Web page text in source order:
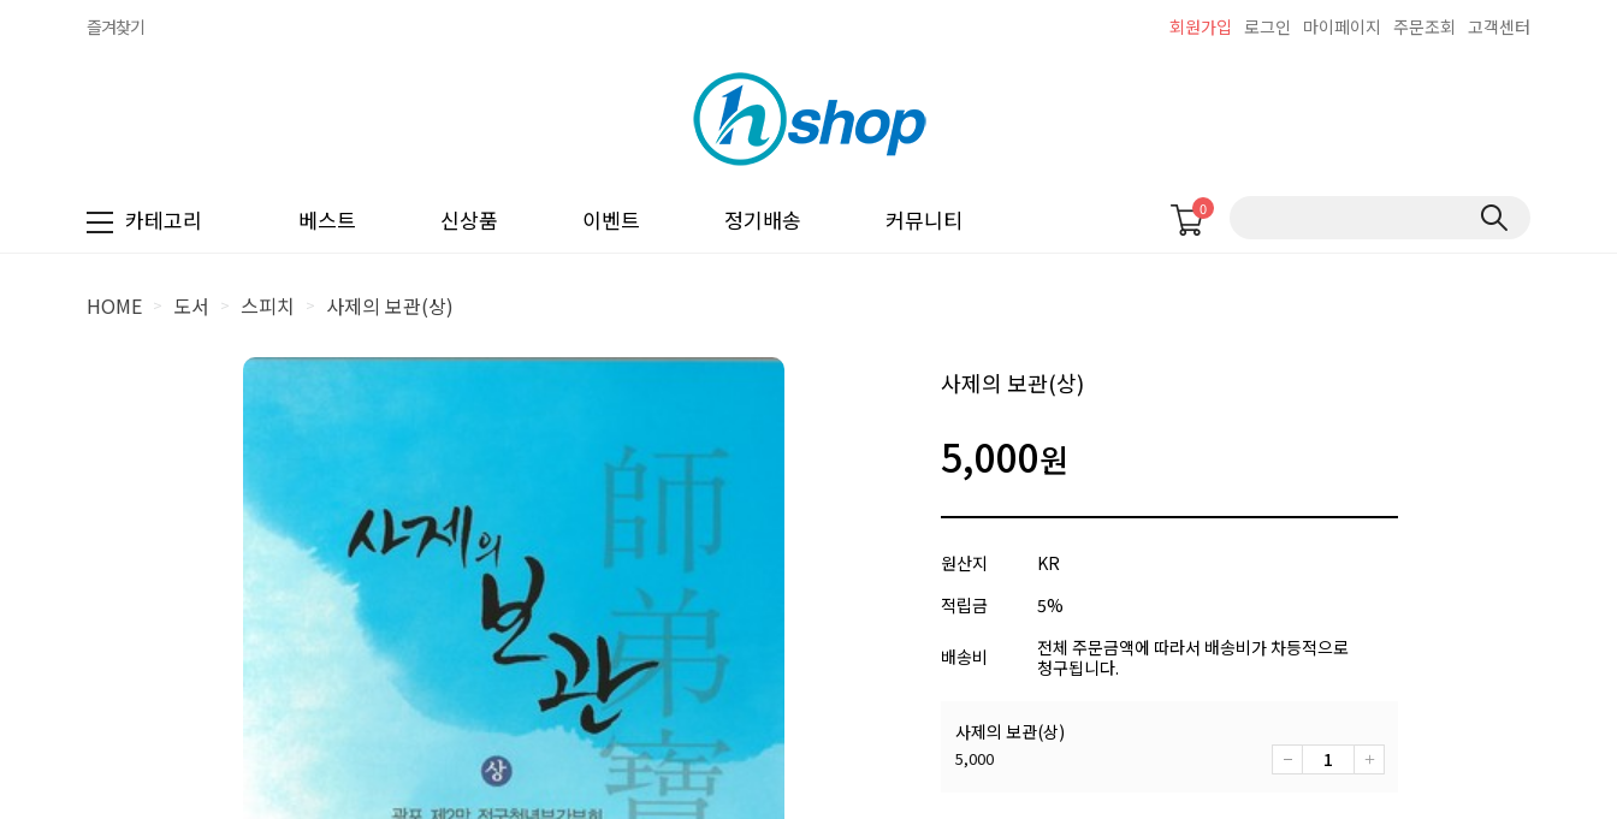
즐겨찾기 회원가입 로그인 마이페이지 주문조회 고객센터
카테고리 베스트 신상품 이벤트 정기배송 커뮤니티 0
HOME > 도서 > 스피치 > 사제의 보관(상)
사제의 보관(상)
5,000원
원산지
KR
적립금
5%
배송비
전체 주문금액에 따라서 배송비가 차등적으로
청구됩니다.
사제의 보관(상)
5,000